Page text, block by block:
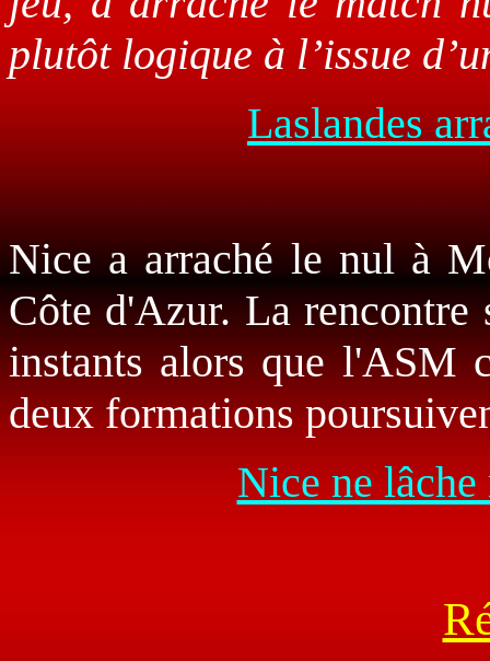
plutôt logique à l’issue
Laslandes
Nice a arraché le nul à
Côte d'Azur. La rencontre
instants alors que l'ASM
deux formations
Nice ne lâche